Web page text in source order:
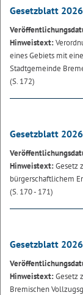
Gesetzblatt
Hinweistext:
eines Gebiets mit
Stadtgemeinde
(S. 172)
Gesetzblatt
Hinweistext:Gesetz
bürgerschaftlichem
(S. 170 - 171)
Gesetzblatt
Hinweistext:Gesetz
Bremischen